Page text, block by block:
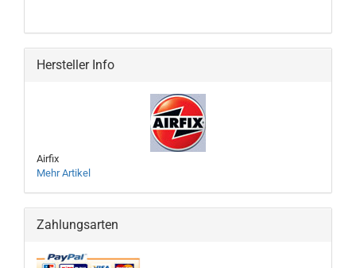
Hersteller Info
Airfix
Mehr Artikel
Zahlungsarten